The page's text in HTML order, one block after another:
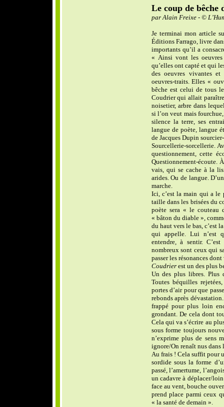
Le coup de bêche
par Alain Freixe - ©
Je terminai mon article
Éditions Farrago, livre
importants qu’il a
« Ainsi vont les oeuvres
qu’elles ont capté et qui
des oeuvres vivantes
oeuvres-traits. Elles «
bêche est celui de tous
Coudrier qui allait
noisetier, arbre dans
si l’on veut mais
silence la terre, ses
langue de poète, langue
de Jacques Dupin
Sourcellerie-sorcellerie.
questionnement, cette
Questionnement-écoute.
vais, qui se cache à la
arides. Ou de langue.
marche.
Ici, c’est la main qui a le
taille dans les brisées du
poète sera « le couteau
« bâton du diable »,
du haut vers le bas, c’est
qui appelle. Lui n’est
entendre, à sentir.
nombreux sont ceux qui
passer les résonances
Coudrierest un des plus
Un des plus libres. Plus
Toutes béquilles
portes d’air pour que
rebonds après
frappé pour plus loin
grondant. De cela dont
Cela qui va s’écrire au
sous forme toujours
n’exprime plus de sens
ignore/On renaît nus dans
Au frais ! Cela suffit pour
sordide sous la forme
passé, l’amertume,
un cadavre à déplacer/
face au vent, bouche
prend place parmi ceux
« la santé de demain ».